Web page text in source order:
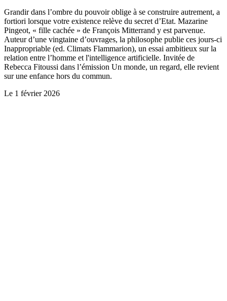
Grandir dans l’ombre du pouvoir oblige à se construire autrement, a
fortiori lorsque votre existence relève du secret d’Etat. Mazarine
Pingeot, « fille cachée » de François Mitterrand y est parvenue.
Auteur d’une vingtaine d’ouvrages, la philosophe publie ces jours-ci
Inappropriable (ed. Climats Flammarion), un essai ambitieux sur la
relation entre l’homme et l'intelligence artificielle. Invitée de
Rebecca Fitoussi dans l’émission Un monde, un regard, elle revient
sur une enfance hors du commun.
Le 1 février 2026